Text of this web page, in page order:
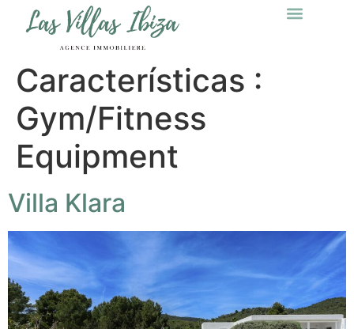
Características :
Gym/Fitness
Equipment
Villa Klara